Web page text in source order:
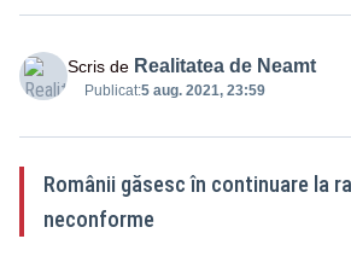
Scris de Realitatea de Neamt
Publicat:5 aug. 2021, 23:59
Românii găsesc în continuare la
neconforme